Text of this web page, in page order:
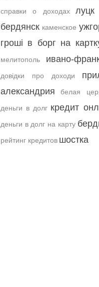
справки о доходах
луцк
бердянск каменское
гроші в борг на
мелитополь ивано-
довідки про доходи
александрия
белая
деньги в долг кредит
деньги в долг на карту
рейтинг кредитов шостка